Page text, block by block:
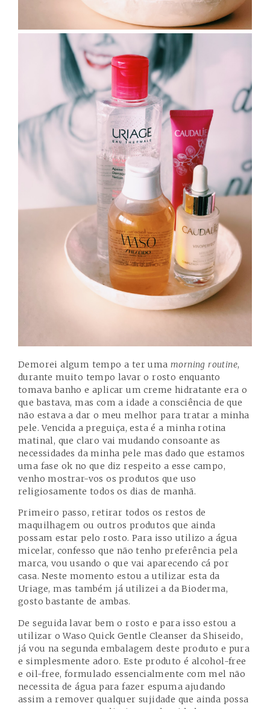
Demorei algum tempo a ter uma morning routine,
durante muito tempo lavar o rosto enquanto
tomava banho e aplicar um creme hidratante era o
que bastava, mas com a idade a consciência de que
não estava a dar o meu melhor para tratar a minha
pele. Vencida a preguiça, esta é a minha rotina
matinal, que claro vai mudando consoante as
necessidades da minha pele mas dado que estamos
uma fase ok no que diz respeito a esse campo,
venho mostrar-vos os produtos que uso
religiosamente todos os dias de manhã.
Primeiro passo, retirar todos os restos de
maquilhagem ou outros produtos que ainda
possam estar pelo rosto. Para isso utilizo a água
micelar, confesso que não tenho preferência pela
marca, vou usando o que vai aparecendo cá por
casa. Neste momento estou a utilizar esta da
Uriage, mas também já utilizei a da Bioderma,
gosto bastante de ambas.
De seguida lavar bem o rosto e para isso estou a
utilizar oWaso Quick Gentle Cleanser da Shiseido,
já vou na segunda embalagem deste produto e pura
e simplesmente adoro. Este produto é alcohol-free
e oil-free, formulado essencialmente com mel não
necessita de água para fazer espuma ajudando
assim a remover qualquer sujidade que ainda possa